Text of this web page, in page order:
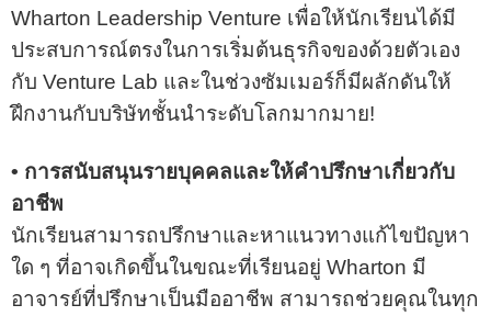
Wharton Leadership Venture เพื่อให้นักเรียนได้มี
ประสบการณ์ตรงในการเริ่มต้นธุรกิจของด้วยตัวเอง
กับ Venture Lab และในช่วงซัมเมอร์ก็มีผลักดันให้
ฝึกงานกับบริษัทชั้นนำระดับโลกมากมาย!
• การสนับสนุนรายบุคคลและให้คำปรึกษาเกี่ยวกับ
อาชีพ
นักเรียนสามารถปรึกษาและหาแนวทางแก้ไขปัญหา
ใด ๆ ที่อาจเกิดขึ้นในขณะที่เรียนอยู่ Wharton มี
อาจารย์ที่ปรึกษาเป็นมืออาชีพ สามารถช่วยคุณในทุก